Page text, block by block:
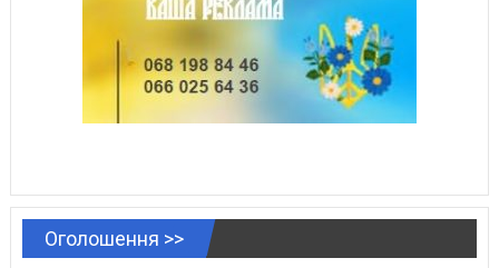
Оголошення >>